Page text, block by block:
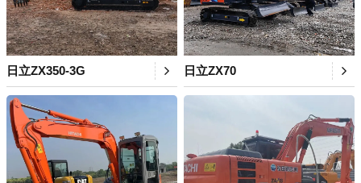
日立ZX350-3G 日立ZX70